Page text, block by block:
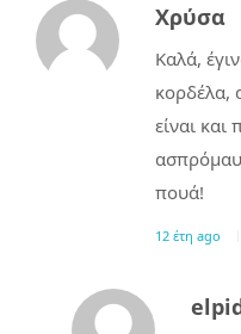
Χρύσα
Καλά,
κορδέλα,
είναι και
πουά!
12 έτη ago